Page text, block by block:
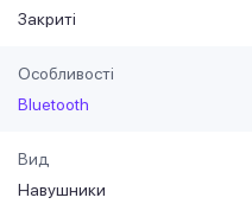
Закриті
Особливості
Bluetooth
Вид
Навушники